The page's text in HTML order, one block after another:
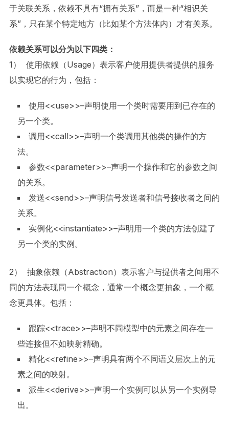
于关联关系，依赖不具有“拥有关系”，而是一种“相识关
系”，只在某个特定地方（比如某个方法体内）才有关系。
依赖关系可以分为以下四类：
1） 使用依赖（Usage）表示客户使用提供者提供的服务
以实现它的行为，包括：
使用<<use>>–声明使用一个类时需要用到已存在的
另一个类。
调用<<call>>–声明一个类调用其他类的操作的方
法。
参数<<parameter>>–声明一个操作和它的参数之间
的关系。
发送<<send>>–声明信号发送者和信号接收者之间的
关系。
实例化<<instantiate>>–声明用一个类的方法创建了
另一个类的实例。
2） 抽象依赖（Abstraction）表示客户与提供者之间用不
同的方法表现同一个概念，通常一个概念更抽象，一个概
念更具体。包括：
跟踪<<trace>>–声明不同模型中的元素之间存在一
些连接但不如映射精确。
精化<<refine>>–声明具有两个不同语义层次上的元
素之间的映射。
派生<<derive>>–声明一个实例可以从另一个实例导
出。